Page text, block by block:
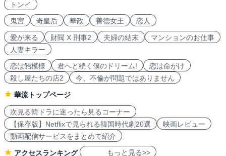
トンイ
鬼宮
奇皇后 華政 善徳女王 恋人
愛が来る 財閥 X 刑事2 夫婦の結末
マンションのお仕事
人妻キラー
恋は飴模様
君へと続く僕のドリーム!
恋は命がけ
殺し屋たちの店2
今、不倫が問題ではありません
華流トップページ
次見る韓ドラに迷ったら見るコーナー
【保存版】Netflixで見られる韓国時代劇20選
映画レビュー
動画配信サービスをまとめて紹介
アクセスランキング もっと見る>>